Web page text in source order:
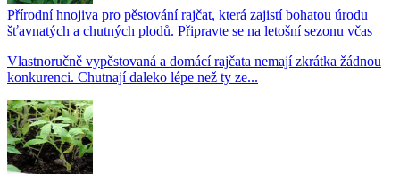
Přírodní hnojiva pro pěstování rajčat, která zajistí bohatou úrodu
šťavnatých a chutných plodů. Připravte se na letošní sezonu včas
Vlastnoručně vypěstovaná a domácí rajčata nemají zkrátka žádnou
konkurenci. Chutnají daleko lépe než ty ze...